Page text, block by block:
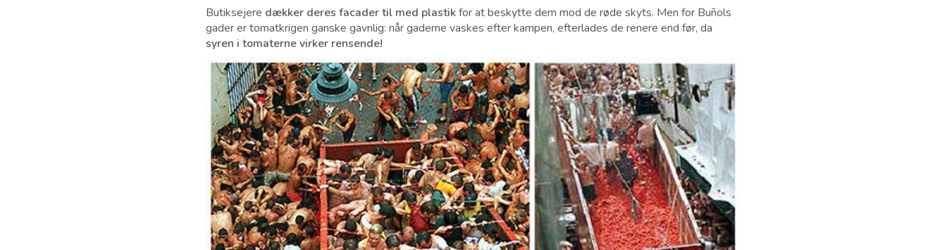
Butiksejere dækker deres facader til med plastikfor at beskytte dem mod de røde skyts. Men for Buñols
gader er tomatkrigen ganske gavnlig: når gaderne vaskes efter kampen, efterlades de renere end før, da
syren i tomaterne virker rensende!